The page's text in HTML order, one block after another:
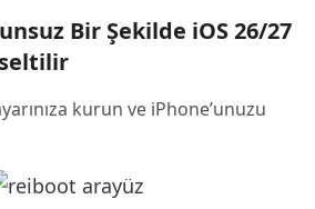
Bir Şekilde iOS 26/27
kurun ve iPhone’unuzu